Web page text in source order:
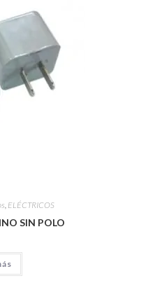
, ELÉCTRICOS
SIN POLO